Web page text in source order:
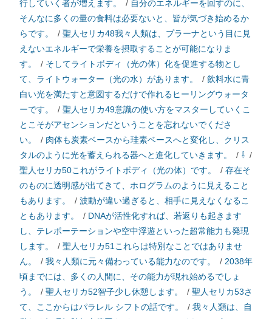
行していく者が増えます。
/ 自分のエネルギーを回すのに、
そんなに多くの量の食料は必要ないと、皆が気づき始めるか
らです。
/ 聖人セリカ48我々人類は、プラーナという目に見
えないエネルギーで栄養を摂取することが可能になりま
す。
/ そしてライトボディ（光の体）化を促進する物とし
て、ライトウォーター（光の水）があります。
/ 飲料水に青
白い光を満たすと意図するだけで作れるヒーリングウォータ
ーです。
/ 聖人セリカ49意識の使い方をマスターしていくこ
とこそがアセンションだということを忘れないでくださ
い。
/ 肉体も炭素ベースから珪素ベースへと変化し、クリス
タルのように光を蓄えられる器へと進化していきます。
/ ⇩ /
聖人セリカ50これがライトボディ（光の体）です。
/ 存在そ
のものに透明感が出てきて、ホログラムのように見えること
もあります。
/ 波動が違い過ぎると、相手に見えなくなるこ
ともあります。
/ DNAが活性化すれば、若返りも起きます
し、テレポーテーションや空中浮遊といった超常能力も発現
します。
/ 聖人セリカ51これらは特別なことではありませ
ん。
/ 我々人類に元々備わっている能力なのです。 / 2038年
頃までには、多くの人間に、その能力が現れ始めるでしょ
う。
/ 聖人セリカ52智子少し休憩します。 / 聖人セリカ53さ
て、ここからはパラレル シフトの話です。
/ 我々人類は、自